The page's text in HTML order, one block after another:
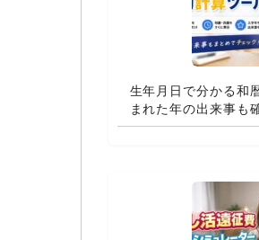
生年月日で分かる和
まれた年の出来事も